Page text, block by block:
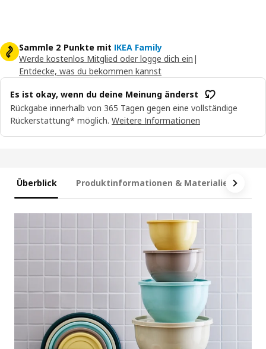
Sammle 2 Punkte mit IKEA Family
Werde kostenlos Mitglied oder logge dich ein |
Entdecke, was du bekommen kannst
Es ist okay, wenn du deine Meinung änderst
Rückgabe innerhalb von 365 Tagen gegen eine vollständige
Rückerstattung* möglich. Weitere Informationen
Überblick Produktinformationen & Materialien